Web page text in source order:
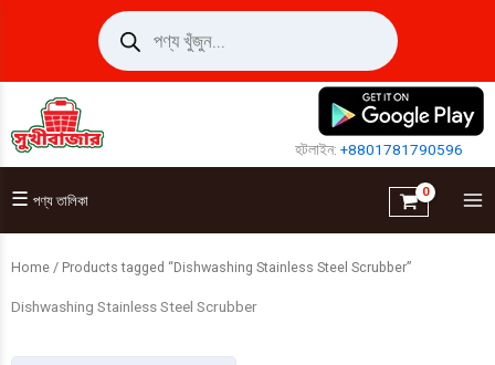
Products
search
হটলাইন:+8801781790596
☰ পণ্য তালিকা
Home / Products tagged “Dishwashing Stainless Steel Scrubber”
Dishwashing Stainless Steel Scrubber